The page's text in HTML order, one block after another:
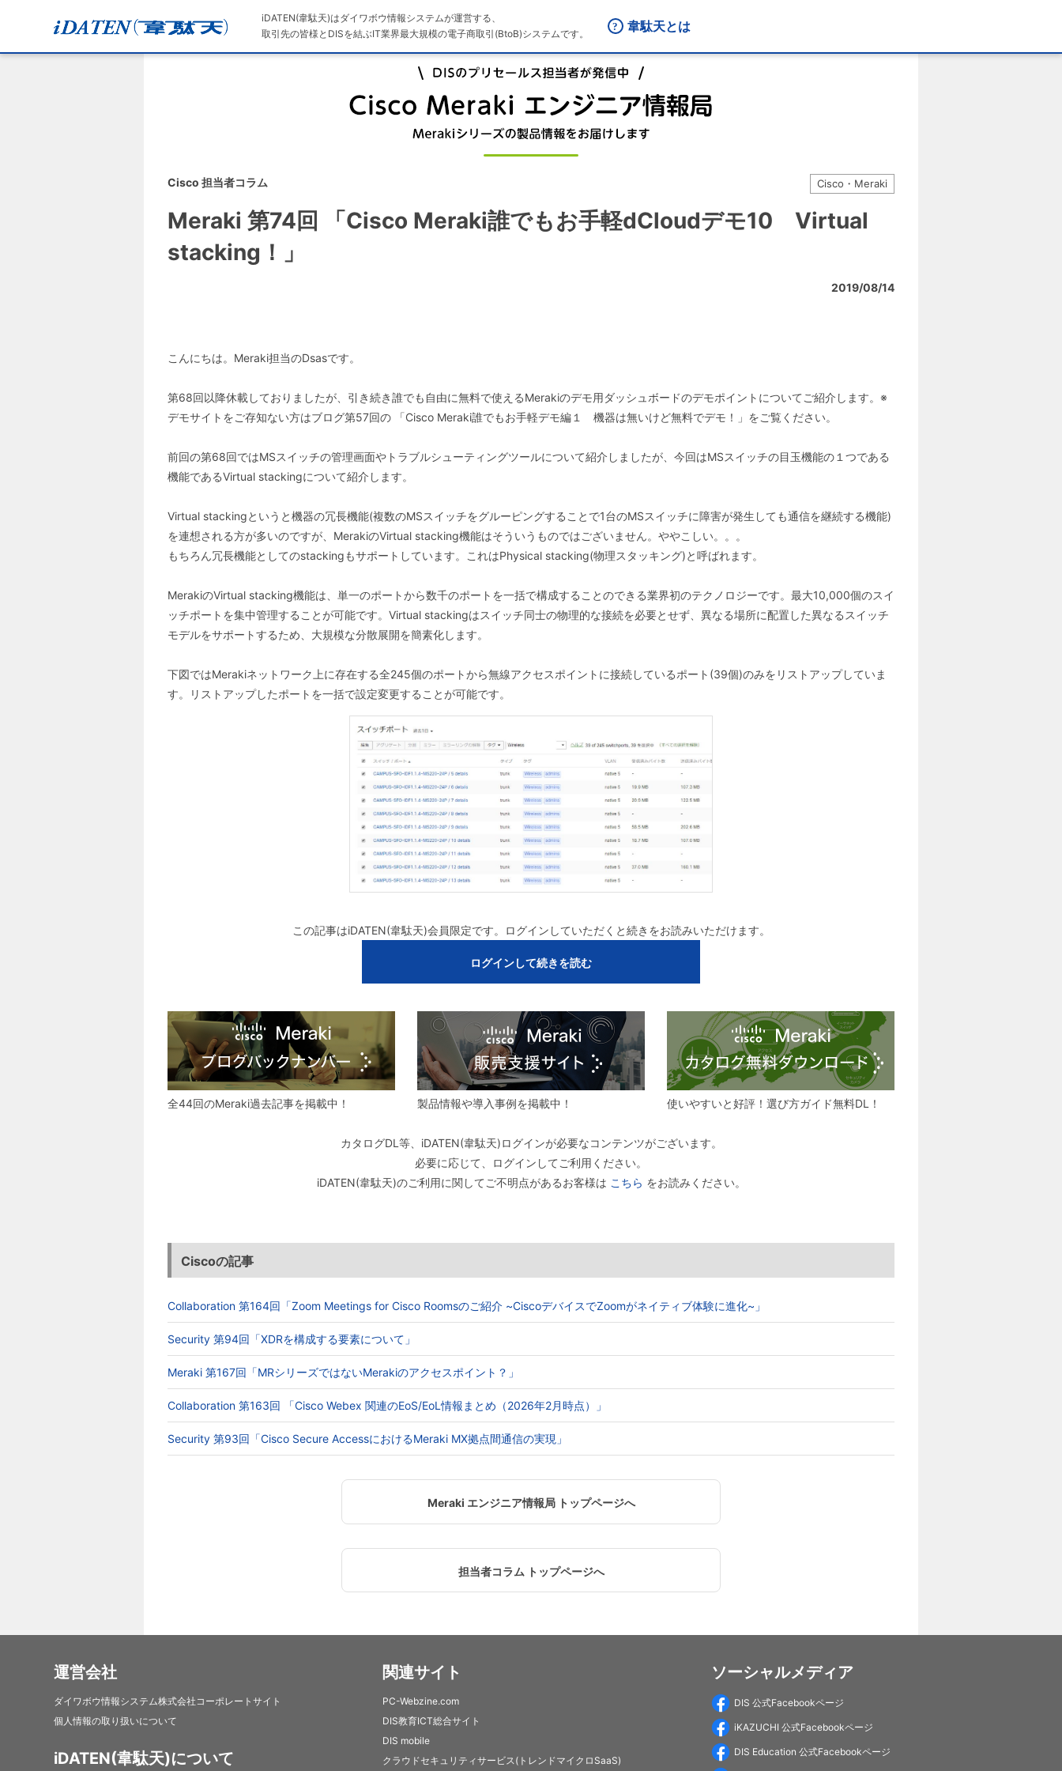
iDATEN(韋駄天)はダイワボウ情報システムが運営する、
取引先の皆様とDISを結ぶIT業界最大規模の電子商取引(BtoB)システムです。
韋駄天とは
Cisco 担当者コラム Cisco・Meraki
Meraki 第74回 「Cisco Meraki誰でもお手軽dCloudデモ10 Virtual
stacking！」
2019/08/14
こんにちは。Meraki担当のDsasです。
第68回以降休載しておりましたが、引き続き誰でも自由に無料で使えるMerakiのデモ用ダッシュボードのデモポイントについてご紹介します。※
デモサイトをご存知ない方はブログ第57回の 「Cisco Meraki誰でもお手軽デモ編１ 機器は無いけど無料でデモ！」をご覧ください。
前回の第68回ではMSスイッチの管理画面やトラブルシューティングツールについて紹介しましたが、今回はMSスイッチの目玉機能の１つである
機能であるVirtual stackingについて紹介します。
Virtual stackingというと機器の冗長機能(複数のMSスイッチをグルーピングすることで1台のMSスイッチに障害が発生しても通信を継続する機能)
を連想される方が多いのですが、MerakiのVirtual stacking機能はそういうものではございません。ややこしい。。。
もちろん冗長機能としてのstackingもサポートしています。これはPhysical stacking(物理スタッキング)と呼ばれます。
MerakiのVirtual stacking機能は、単一のポートから数千のポートを一括で構成することのできる業界初のテクノロジーです。最大10,000個のスイ
ッチポートを集中管理することが可能です。Virtual stackingはスイッチ同士の物理的な接続を必要とせず、異なる場所に配置した異なるスイッチ
モデルをサポートするため、大規模な分散展開を簡素化します。
下図ではMerakiネットワーク上に存在する全245個のポートから無線アクセスポイントに接続しているポート(39個)のみをリストアップしていま
す。リストアップしたポートを一括で設定変更することが可能です。
この記事はiDATEN(韋駄天)会員限定です。ログインしていただくと続きをお読みいただけます。
ログインして続きを読む
全44回のMeraki過去記事を掲載中！ 製品情報や導入事例を掲載中！ 使いやすいと好評！選び方ガイド無料DL！
カタログDL等、iDATEN(韋駄天)ログインが必要なコンテンツがございます。
必要に応じて、ログインしてご利用ください。
iDATEN(韋駄天)のご利用に関してご不明点があるお客様は こちら をお読みください。
Ciscoの記事
Collaboration 第164回「Zoom Meetings for Cisco Roomsのご紹介 ~CiscoデバイスでZoomがネイティブ体験に進化~」
Security 第94回「XDRを構成する要素について」
Meraki 第167回「MRシリーズではないMerakiのアクセスポイント？」
Collaboration 第163回 「Cisco Webex 関連のEoS/EoL情報まとめ（2026年2月時点）」
Security 第93回「Cisco Secure AccessにおけるMeraki MX拠点間通信の実現」
Meraki エンジニア情報局 トップページへ
担当者コラム トップページへ
運営会社
ダイワボウ情報システム株式会社コーポレートサイト
個人情報の取り扱いについて
iDATEN(韋駄天)について
関連サイト
PC-Webzine.com
DIS教育ICT総合サイト
DIS mobile
クラウドセキュリティサービス(トレンドマイクロSaaS)
ソーシャルメディア
DIS 公式Facebookページ
iKAZUCHI 公式Facebookページ
DIS Education 公式Facebookページ